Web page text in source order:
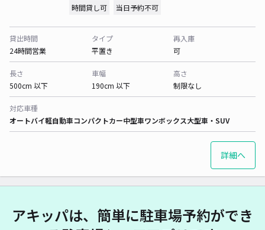
時間貸し可 当日予約不可
貸出時間
24時間営業
タイプ
平置き
再入庫
可
長さ
500cm 以下
車幅
190cm 以下
高さ
制限なし
対応車種
オートバイ軽自動車コンパクトカー中型車ワンボックス大型車・SUV
詳細へ
アキッパは、簡単に駐車場予約ができ